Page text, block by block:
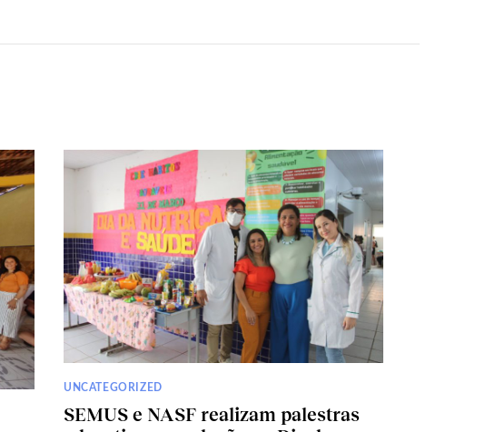
UNCATEGORIZED
SEMUS e NASF realizam palestras